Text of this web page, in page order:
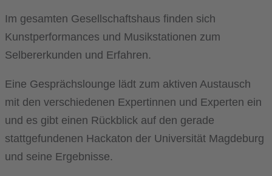
Im gesamten Gesellschaftshaus finden sich
Kunstperformances und Musikstationen zum
Selbererkunden und Erfahren.
Eine Gesprächslounge lädt zum aktiven Austausch
mit den verschiedenen Expertinnen und Experten ein
und es gibt einen Rückblick auf den gerade
stattgefundenen Hackaton der Universität Magdeburg
und seine Ergebnisse.